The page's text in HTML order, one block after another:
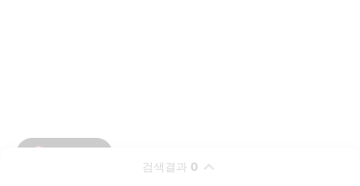
검색결과 0